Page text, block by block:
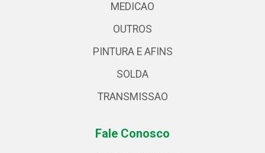
MEDICAO
OUTROS
PINTURA E AFINS
SOLDA
TRANSMISSAO
Fale Conosco